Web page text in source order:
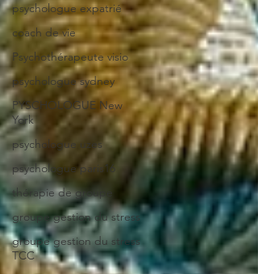
psychologue expatrié
coach de vie
Psychothérapeute visio
psychologue sydney
PYSCHOLOGUE New
York
psychologue uzes
psychologue paris16
thérapie de groupe
groupe gestion du stress
groupe gestion du stress
TCC